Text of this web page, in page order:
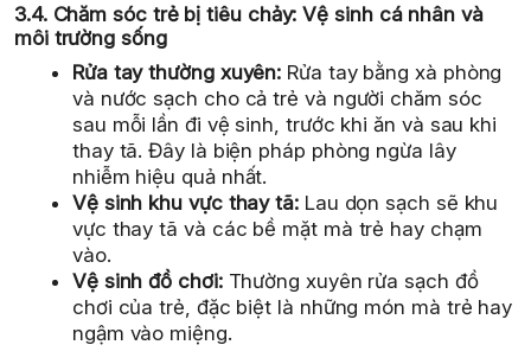
3.4. Chăm sóc trẻ bị tiêu chảy: Vệ sinh cá nhân và
môi trường sống
Rửa tay thường xuyên: Rửa tay bằng xà phòng
và nước sạch cho cả trẻ và người chăm sóc
sau mỗi lần đi vệ sinh, trước khi ăn và sau khi
thay tã. Đây là biện pháp phòng ngừa lây
nhiễm hiệu quả nhất.
Vệ sinh khu vực thay tã:Lau dọn sạch sẽ khu
vực thay tã và các bề mặt mà trẻ hay chạm
vào.
Vệ sinh đồ chơi:Thường xuyên rửa sạch đồ
chơi của trẻ, đặc biệt là những món mà trẻ hay
ngậm vào miệng.